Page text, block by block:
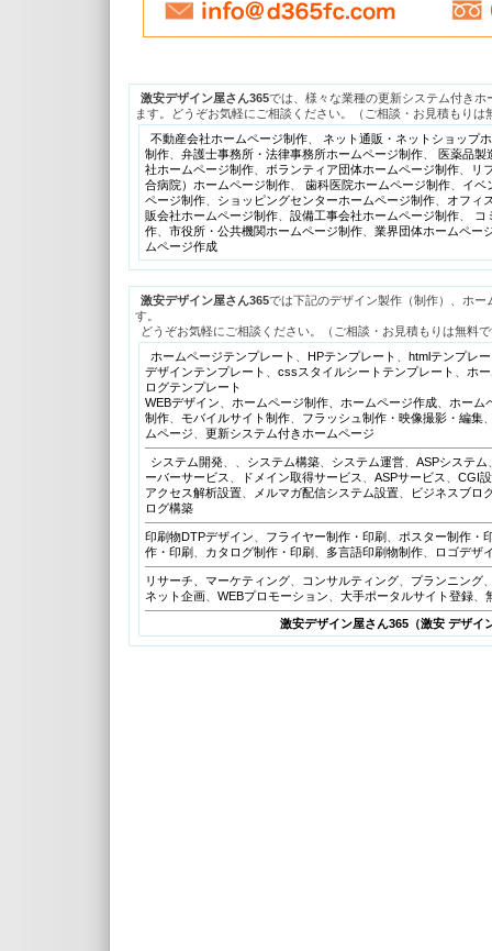
激安デザイン屋さん365では、様々な業種の更新システム付き
ます。どうぞお気軽にご相談ください。（ご相談・お見積もりは
不動産会社ホームページ制作
ネット通販・ネットショップ
制作
弁護士事務所・法律事務所ホームページ制作
医薬品製
社ホームページ制作
ボランティア団体ホームページ制作
リ
合病院）ホームページ制作
歯科医院ホームページ制作
イベ
ページ制作
ショッピングセンターホームページ制作
オフィ
販会社ホームページ制作
設備工事会社ホームページ制作
コ
作
市役所・公共機関ホームページ制作
業界団体ホームペー
ムページ作成
激安デザイン屋さん365では下記のデザイン製作（制作）、ホ
す。
どうぞお気軽にご相談ください。（ご相談・お見積もりは無
ホームページテンプレート
HPテンプレート
htmlテンプレ
デザインテンプレート
cssスタイルシートテンプレート
ホ
ログテンプレート
WEBデザイン
ホームページ制作、ホームページ作成
ホーム
制作
モバイルサイト制作 フラッシュ制作・映像撮影・編集
ムページ
更新システム付きホームページ
システム開発 システム構築 システム運営 ASPシステム
ーバーサービス
ドメイン取得サービス ASPサービス
CGI
アクセス解析設置
メルマガ配信システム設置
ビジネスブロ
ログ構築
印刷物DTPデザイン フライヤー制作・印刷
ポスター制作・
作・印刷
カタログ制作・印刷 多言語印刷物制作 ロゴデザ
リサーチ、マーケティング コンサルティング プランニング
ネット企画
WEBプロモーション 大手ポータルサイト登録
激安デザイン屋さん365（激安 デザイ